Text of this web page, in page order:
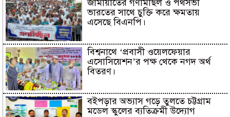
জামায়াতের গণমিছিল ও পথসভা
ভারতের সাথে চুক্তি করে ক্ষমতায়
এসেছে বিএনপি।
বিশ্বনাথে ‘প্রবাসী ওয়েলফেয়ার
এসোসিয়েশন’র পক্ষ থেকে নগদ অর্থ
বিতরণ।
বইপড়ার অভ্যাস গড়ে তুলতে চট্টগ্রাম
মডেল স্কুলের ব্যতিক্রমী উদ্যোগ